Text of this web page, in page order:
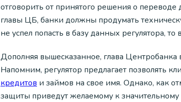
отговорить от принятого решения о
главы ЦБ, банки должны продумать
не успел попасть в базу данных регулятора,
Дополняя вышесказанное, глава
Напомним, регулятор предлагает позволять
кредитов и займов на свое имя. Однако, как
защиты приведут желаемому к